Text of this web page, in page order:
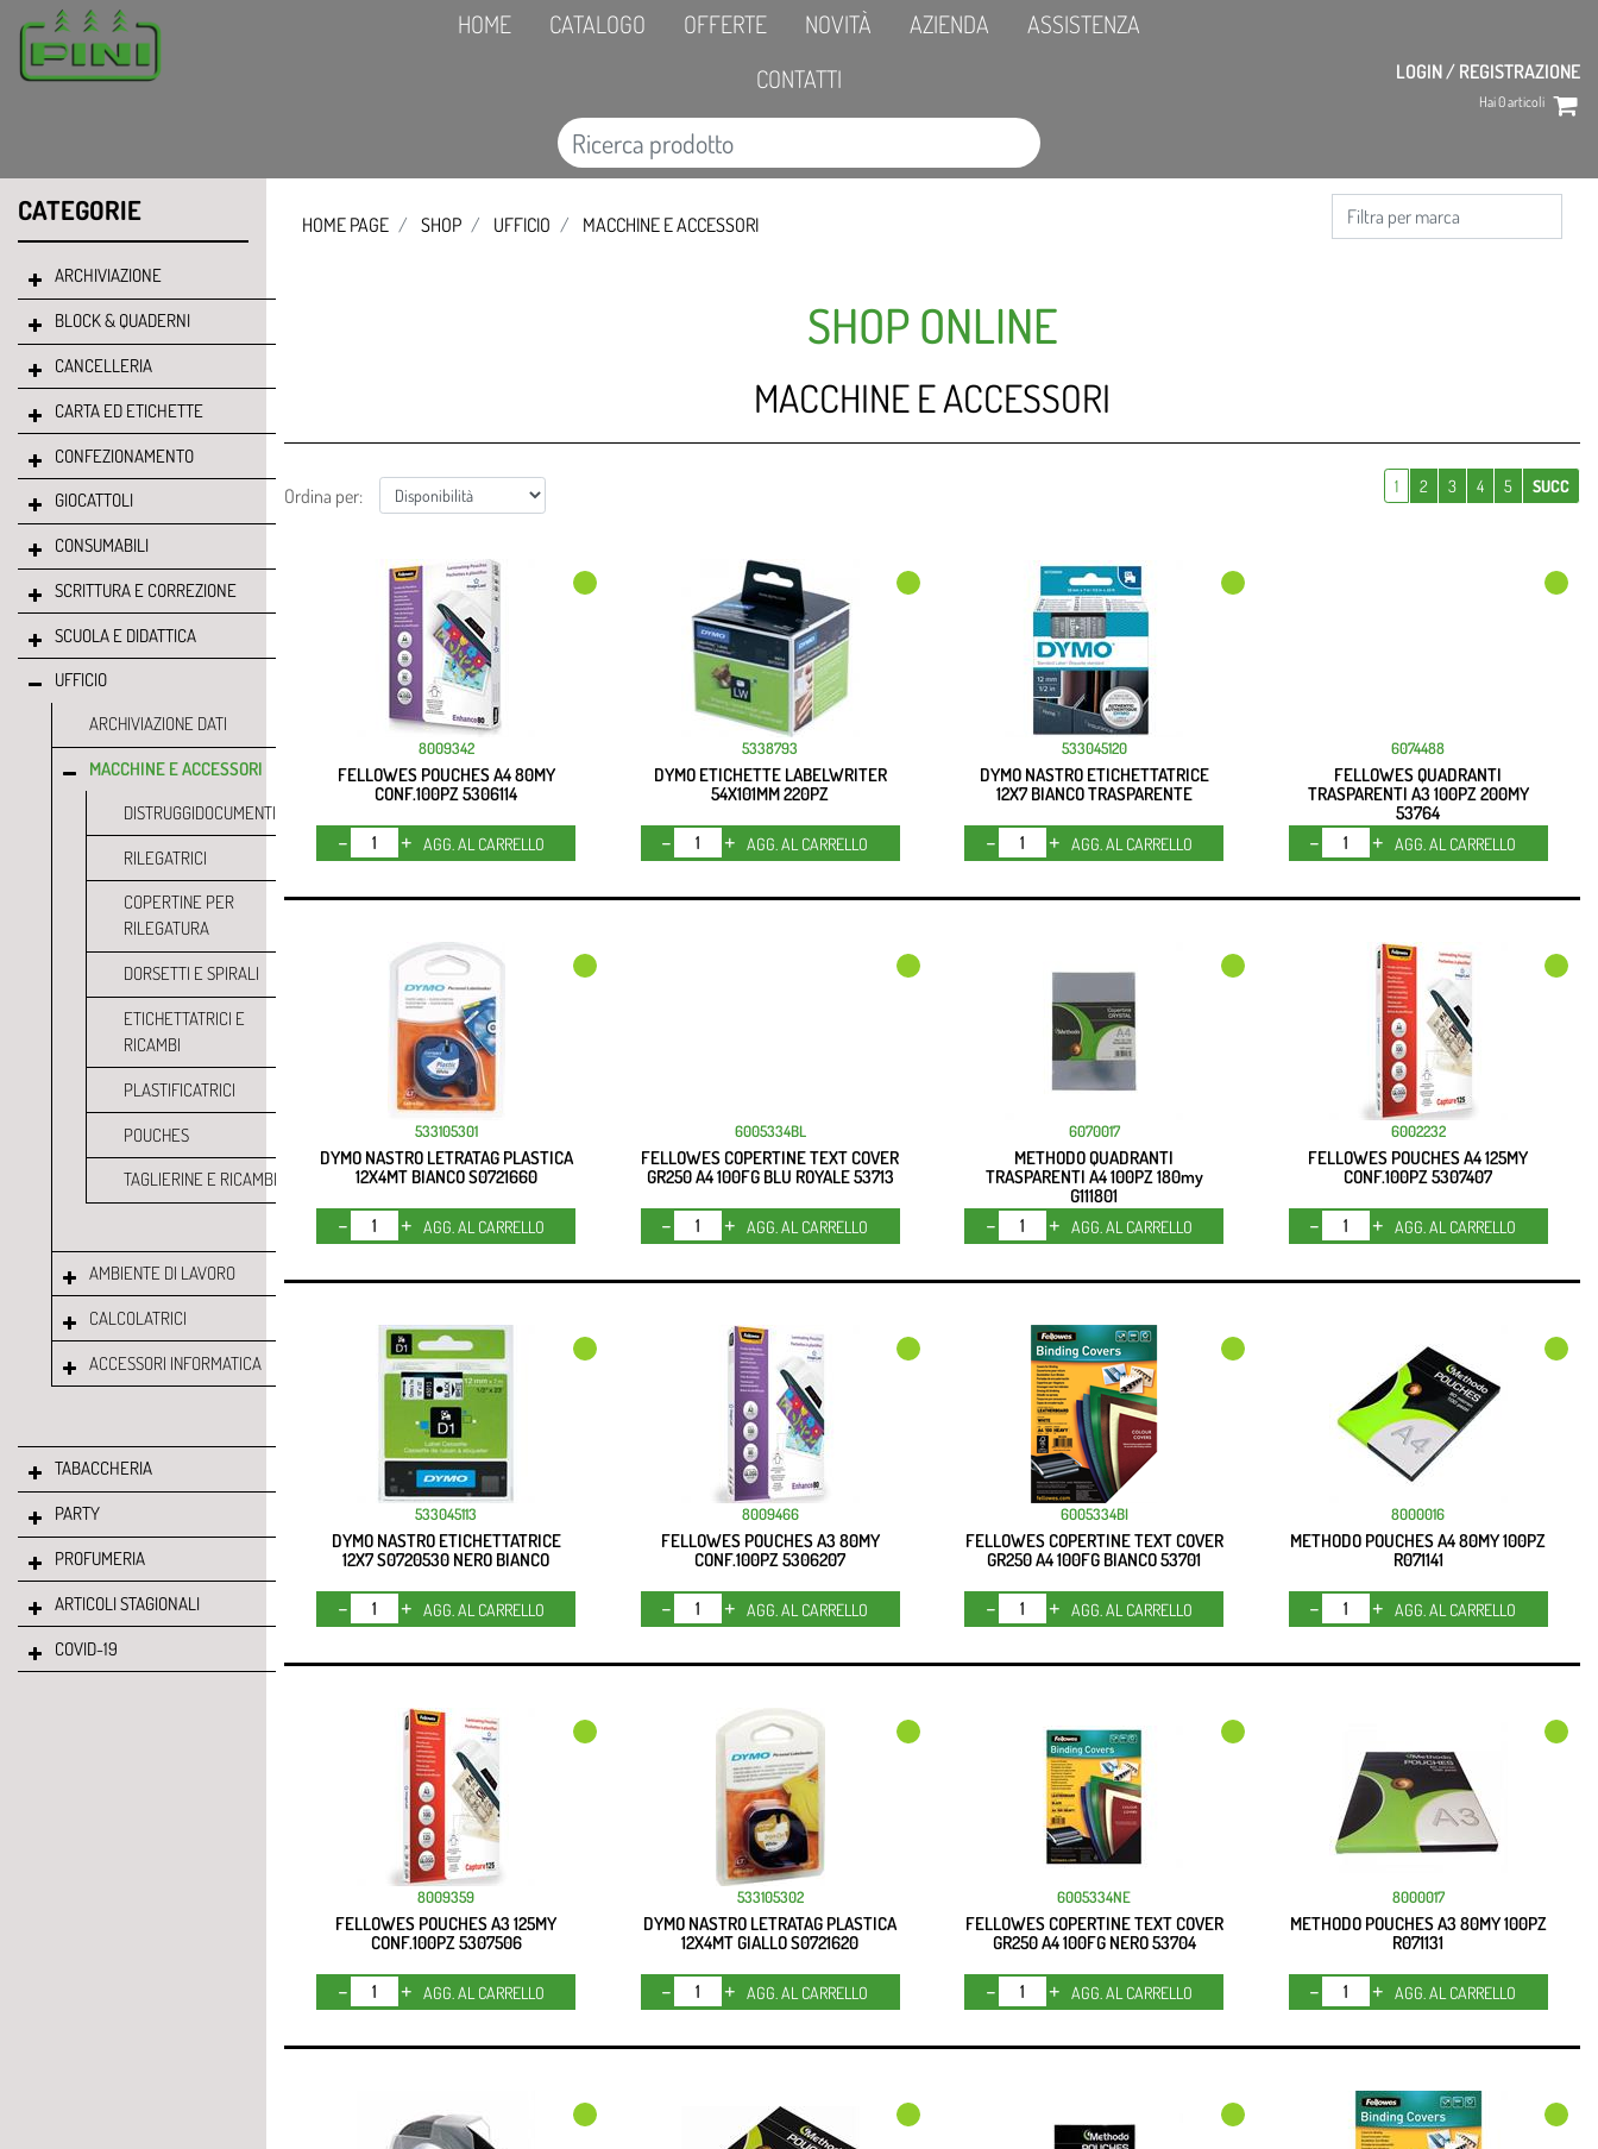
HOME CATALOGO OFFERTE NOVITÀ AZIENDA
ASSISTENZA
CONTATTI
LOGIN / REGISTRAZIONE
Hai0articoli
CATEGORIE
ARCHIVIAZIONE
BLOCK & QUADERNI
CANCELLERIA
CARTA ED ETICHETTE
CONFEZIONAMENTO
GIOCATTOLI
CONSUMABILI
SCRITTURA E CORREZIONE
SCUOLA E DIDATTICA
UFFICIO
ARCHIVIAZIONE DATI
MACCHINE E ACCESSORI
DISTRUGGIDOCUMENTI
RILEGATRICI
COPERTINE PER
RILEGATURA
DORSETTI E SPIRALI
ETICHETTATRICI E
RICAMBI
PLASTIFICATRICI
POUCHES
TAGLIERINE E RICAMBI
AMBIENTE DI LAVORO
CALCOLATRICI
ACCESSORI INFORMATICA
TABACCHERIA
PARTY
PROFUMERIA
ARTICOLI STAGIONALI
COVID-19
HOME PAGE SHOP UFFICIO MACCHINE E ACCESSORI
SHOP ONLINE
MACCHINE E ACCESSORI
Ordina per: 1 2 3 4 5 SUCC
8009342
FELLOWES POUCHES A4 80MY
CONF.100PZ 5306114
Quantità
AGG. AL CARRELLO
5338793
DYMO ETICHETTE LABELWRITER
54X101MM 220PZ
Quantità
AGG. AL CARRELLO
533045120
DYMO NASTRO ETICHETTATRICE
12X7 BIANCO TRASPARENTE
Quantità
AGG. AL CARRELLO
6074488
FELLOWES QUADRANTI
TRASPARENTI A3 100PZ 200MY
53764
Quantità
AGG. AL CARRELLO
533105301
DYMO NASTRO LETRATAG PLASTICA
12X4MT BIANCO S0721660
Quantità
AGG. AL CARRELLO
6005334BL
FELLOWES COPERTINE TEXT COVER
GR250 A4 100FG BLU ROYALE 53713
Quantità
AGG. AL CARRELLO
6070017
METHODO QUADRANTI
TRASPARENTI A4 100PZ 180my
G111801
Quantità
AGG. AL CARRELLO
6002232
FELLOWES POUCHES A4 125MY
CONF.100PZ 5307407
Quantità
AGG. AL CARRELLO
533045113
DYMO NASTRO ETICHETTATRICE
12X7 S0720530 NERO BIANCO
Quantità
AGG. AL CARRELLO
8009466
FELLOWES POUCHES A3 80MY
CONF.100PZ 5306207
Quantità
AGG. AL CARRELLO
6005334BI
FELLOWES COPERTINE TEXT COVER
GR250 A4 100FG BIANCO 53701
Quantità
AGG. AL CARRELLO
8000016
METHODO POUCHES A4 80MY 100PZ
R071141
Quantità
AGG. AL CARRELLO
8009359
FELLOWES POUCHES A3 125MY
CONF.100PZ 5307506
Quantità
AGG. AL CARRELLO
533105302
DYMO NASTRO LETRATAG PLASTICA
12X4MT GIALLO S0721620
Quantità
AGG. AL CARRELLO
6005334NE
FELLOWES COPERTINE TEXT COVER
GR250 A4 100FG NERO 53704
Quantità
AGG. AL CARRELLO
8000017
METHODO POUCHES A3 80MY 100PZ
R071131
Quantità
AGG. AL CARRELLO